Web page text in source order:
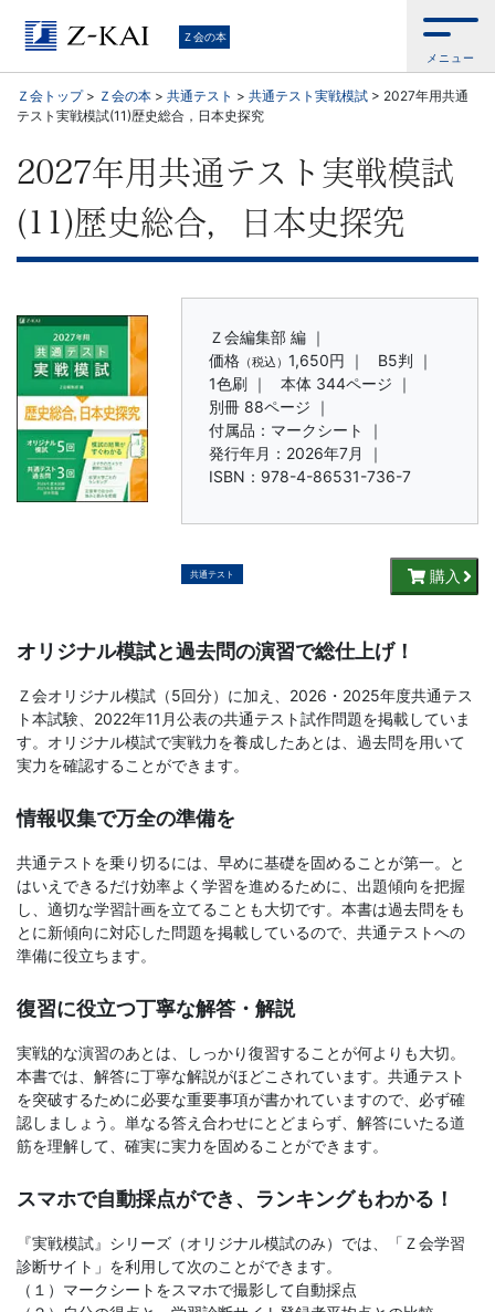
学
習
参
考
書
ら、
語
学
書、
小
学
生
向
け
書
文
芸
書
ま
で
Ｚ会の本
メニュー
Ｚ会トップ> Ｚ会の本 > 共通テスト > 共通テスト実戦模試 > 2027年用共通
テスト実戦模試(11)歴史総合，日本史探究
2027年用共通テスト実戦模試
(11)歴史総合，日本史探究
Ｚ会編集部 編 ｜
価格 （税込）1,650円 ｜
B5判 ｜
1色刷 ｜
本体 344ページ ｜
別冊 88ページ ｜
付属品：マークシート ｜
発行年月：2026年7月 ｜
ISBN：978-4-86531-736-7
共通テスト 購入
オリジナル模試と過去問の演習で総仕上げ！
Ｚ会オリジナル模試（5回分）に加え、2026・2025年度共通テス
ト本試験、2022年11月公表の共通テスト試作問題を掲載していま
す。オリジナル模試で実戦力を養成したあとは、過去問を用いて
実力を確認することができます。
情報収集で万全の準備を
共通テストを乗り切るには、早めに基礎を固めることが第一。と
はいえできるだけ効率よく学習を進めるために、出題傾向を把握
し、適切な学習計画を立てることも大切です。本書は過去問をも
とに新傾向に対応した問題を掲載しているので、共通テストへの
準備に役立ちます。
復習に役立つ丁寧な解答・解説
実戦的な演習のあとは、しっかり復習することが何よりも大切。
本書では、解答に丁寧な解説がほどこされています。共通テスト
を突破するために必要な重要事項が書かれていますので、必ず確
認しましょう。単なる答え合わせにとどまらず、解答にいたる道
筋を理解して、確実に実力を固めることができます。
スマホで自動採点ができ、ランキングもわかる！
『実戦模試』シリーズ（オリジナル模試のみ）では、「Ｚ会学習
診断サイト」を利用して次のことができます。
（１）マークシートをスマホで撮影して自動採点